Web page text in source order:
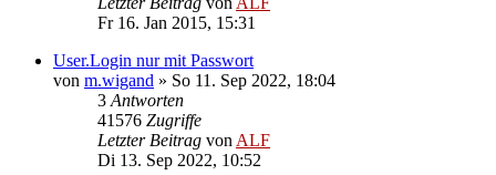
Fr 16. Jan 2015, 15:31
User.Login nur mit Passwort
von m.wigand » So 11. Sep 2022, 18:04
3 Antworten
41576 Zugriffe
Letzter Beitrag von ALF
Di 13. Sep 2022, 10:52